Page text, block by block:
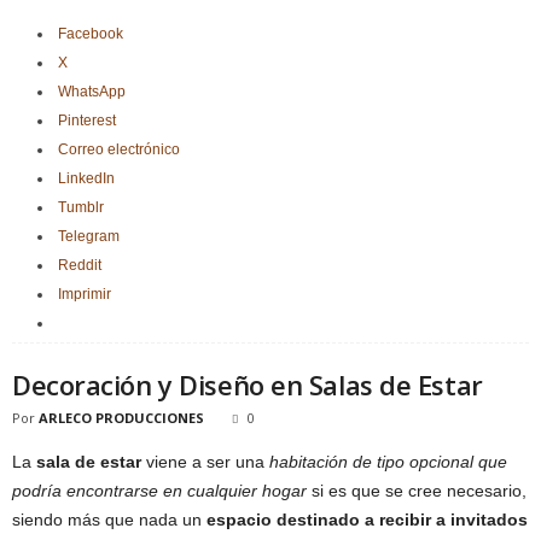
Facebook
X
WhatsApp
Pinterest
Correo electrónico
LinkedIn
Tumblr
Telegram
Reddit
Imprimir
Decoración y Diseño en Salas de Estar
Por ARLECO PRODUCCIONES 0
La sala de estarviene a ser una habitación de tipo opcional que
podría encontrarse en cualquier hogar si es que se cree necesario,
siendo más que nada un espacio destinado a recibir a invitados